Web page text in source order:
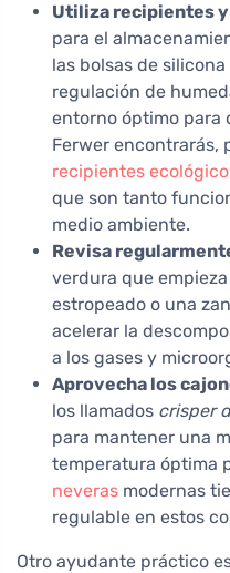
Utiliza recipientes
para el
las bolsas de
regulación de
entorno óptimo para
Ferwer encontrarás,
recipientes
que son tanto
medio ambiente.
Revisa
verdura que
estropeado o una
acelerar la
a los gases y
Aprovecha los
los llamados crisper
para mantener una
temperatura óptima
neveras modernas
regulable en estos
Otro ayudante práctico